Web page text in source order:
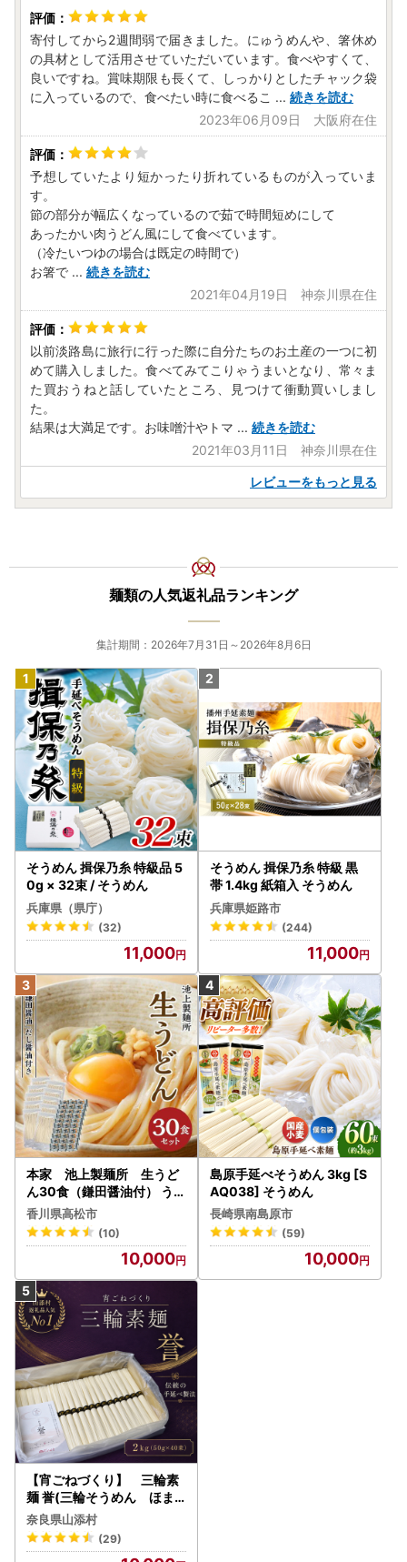
寄付してから2週間弱で届きました。にゅうめんや、箸休め
の具材として活用させていただいています。食べやすくて、
良いですね。賞味期限も長くて、しっかりとしたチャック袋
に入っているので、食べたい時に食べるこ ... 続きを読む
2023年06月09日 大阪府在住
予想していたより短かったり折れているものが入っていま
す。
節の部分が幅広くなっているので茹で時間短めにして
あったかい肉うどん風にして食べています。
（冷たいつゆの場合は既定の時間で）
お箸で ... 続きを読む
2021年04月19日 神奈川県在住
以前淡路島に旅行に行った際に自分たちのお土産の一つに初
めて購入しました。食べてみてこりゃうまいとなり、常々ま
た買おうねと話していたところ、見つけて衝動買いしまし
た。
結果は大満足です。お味噌汁やトマ ... 続きを読む
2021年03月11日 神奈川県在住
レビューをもっと見る
麺類の人気返礼品ランキング
集計期間：2026年7月31日～2026年8月6日
そうめん 揖保乃糸 特級品 5
0g × 32束 / そうめん
兵庫県（県庁）
(32)
11,000
そうめん 揖保乃糸 特級 黒
帯 1.4kg 紙箱入 そうめん
兵庫県姫路市
(244)
11,000
本家 池上製麺所 生うど
ん30食（鎌田醤油付） うど
ん
香川県高松市
(10)
10,000
島原手延べそうめん 3kg [S
AQ038] そうめん
長崎県南島原市
(59)
10,000
【宵ごねづくり】 三輪素
麺 誉(三輪そうめん ほま
れ) 2kg(50g×40束)
奈良県山添村
(29)